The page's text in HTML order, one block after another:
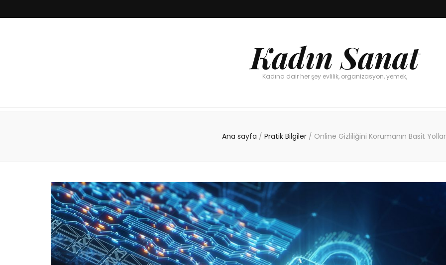
Kadın Sanat
Kadına dair her şey evlilik, organizasyon, yemek,
Ana sayfa / Pratik Bilgiler / Online Gizliliğini Korumanın Basit